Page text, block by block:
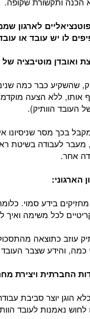
לו יש עובד או
שהשקיע כבר כמה שנים
אותו, ללא הצעה
העובד הוותיק).
בכך מסר שניסיונו
מעבר לעבודה בשיטת
אחר.
:
מחזיקים בידע סמוי.
לכל משימה ואיך
עוזב כתוצאה
כמה, והידע שצבר
הוגן יוצר סביבת
נאמנות לעובד